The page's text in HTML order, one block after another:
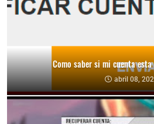
Como saber si mi cuenta
abril 08,